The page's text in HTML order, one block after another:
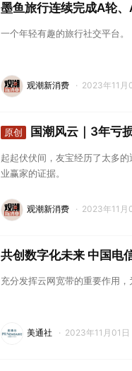
墨鱼旅行连续完成A轮
一个年轻有趣的旅行社交平台。
观潮新消费 · 2023年11月
原创 国潮风云｜3年亏
起起伏伏间，友宝经历了太多
业赢家的证据。
观潮新消费 · 2023年11月
共创数字化未来 中国
充分发挥云网宽带的重要作用，
美通社 · 2023年11月01日